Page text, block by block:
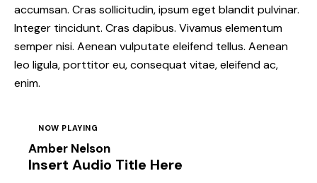
accumsan. Cras sollicitudin, ipsum eget blandit pulvinar.
Integer tincidunt. Cras dapibus. Vivamus elementum
semper nisi. Aenean vulputate eleifend tellus. Aenean
leo ligula, porttitor eu, consequat vitae, eleifend ac,
enim.
NOW PLAYING
Amber Nelson
Insert Audio Title Here